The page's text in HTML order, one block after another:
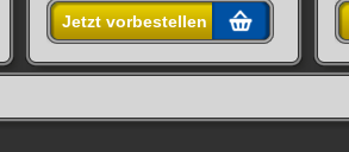
Jetzt vorbestellen